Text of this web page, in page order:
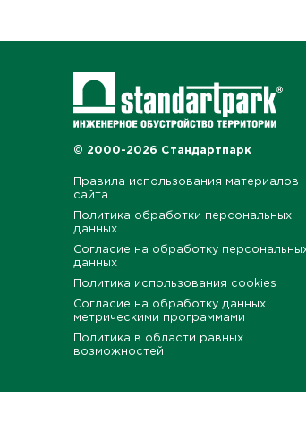
© 2000-2026 Стандартпарк
Правила использования материалов
сайта
Политика обработки персональных
данных
Согласие на обработку
данных
Политика использования cookies
Согласие на обработку данных
метрическими программами
Политика в области равных
возможностей